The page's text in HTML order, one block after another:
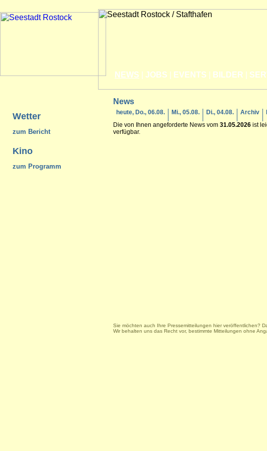
NEWS JOBS EVENTS BILDER
Wetter
zum Bericht
Kino
zum Programm
News
heute, Do., 06.08. Mi., 05.08. Di., 04.08. Archiv
Die von Ihnen angeforderte News vom 31.05.2026 ist
verfügbar.
Sie möchten auch Ihre Pressemitteilungen hier veröffentlichen?
Wir behalten uns das Recht vor, bestimmte Mitteilungen ohne